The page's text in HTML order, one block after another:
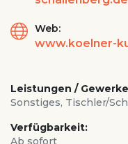
Web:
www.koelner-
Leistungen /
Sonstiges, Tischler/
Verfügbarkeit:
Ab sofort